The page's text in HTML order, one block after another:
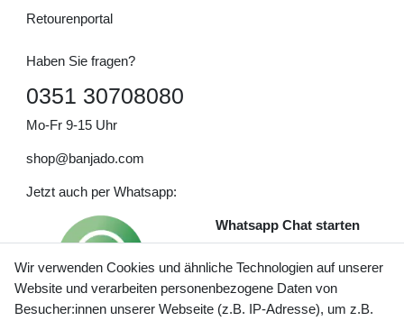
Retourenportal
Haben Sie fragen?
0351 30708080
Mo-Fr 9-15 Uhr
shop@banjado.com
Jetzt auch per Whatsapp:
Whatsapp Chat starten
Wir verwenden Cookies und ähnliche Technologien auf unserer
Website und verarbeiten personenbezogene Daten von
Besucher:innen unserer Webseite (z.B. IP-Adresse), um z.B.